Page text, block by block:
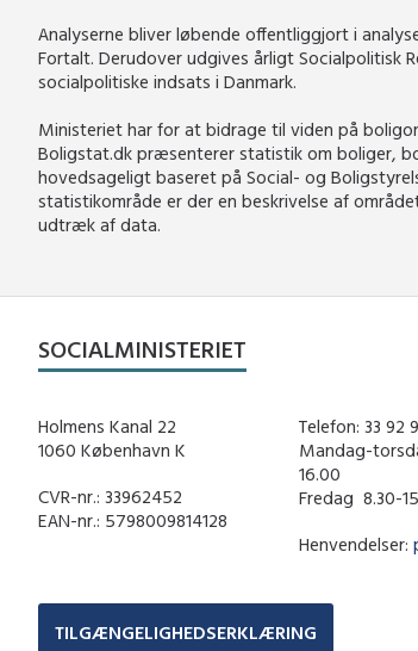
Analyserne bliver løbende offentliggjort i
Fortalt. Derudover udgives årligt Socialpolitisk
socialpolitiske indsats i Danmark.
Ministeriet har for at bidrage til viden på
Boligstat.dk præsenterer statistik om boliger,
hovedsageligt baseret på Social- og
statistikområde er der en beskrivelse af
udtræk af data.
SOCIALMINISTERIET
Holmens Kanal 22
1060 København K
CVR-nr.: 33962452
EAN-nr.: 5798009814128
Telefon: 33 92
Mandag-
16.00
Fredag ​ 8.30-
Henvendelser:
TILGÆNGELIGHEDSERKLÆRING